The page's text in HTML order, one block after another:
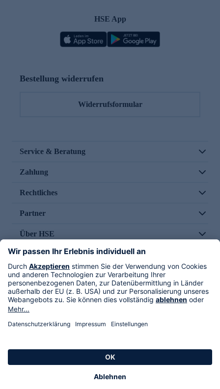
HSE App
Bestellung widerrufen
Widerrufsformular
Service & Beratung
Zahlung
Rechtliches
Partner
Über HSE
Im TV
HSE International